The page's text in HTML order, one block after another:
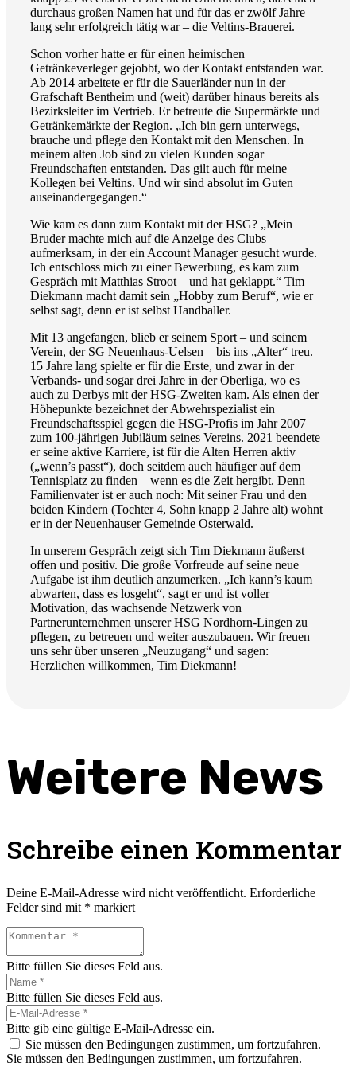
durchaus großen Namen hat und für das er zwölf Jahre
lang sehr erfolgreich tätig war – die Veltins-Brauerei.
Schon vorher hatte er für einen heimischen
Getränkeverleger gejobbt, wo der Kontakt entstanden war.
Ab 2014 arbeitete er für die Sauerländer nun in der
Grafschaft Bentheim und (weit) darüber hinaus bereits als
Bezirksleiter im Vertrieb. Er betreute die Supermärkte und
Getränkemärkte der Region. „Ich bin gern unterwegs,
brauche und pflege den Kontakt mit den Menschen. In
meinem alten Job sind zu vielen Kunden sogar
Freundschaften entstanden. Das gilt auch für meine
Kollegen bei Veltins. Und wir sind absolut im Guten
auseinandergegangen.“
Wie kam es dann zum Kontakt mit der HSG? „Mein
Bruder machte mich auf die Anzeige des Clubs
aufmerksam, in der ein Account Manager gesucht wurde.
Ich entschloss mich zu einer Bewerbung, es kam zum
Gespräch mit Matthias Stroot – und hat geklappt.“ Tim
Diekmann macht damit sein „Hobby zum Beruf“, wie er
selbst sagt, denn er ist selbst Handballer.
Mit 13 angefangen, blieb er seinem Sport – und seinem
Verein, der SG Neuenhaus-Uelsen – bis ins „Alter“ treu.
15 Jahre lang spielte er für die Erste, und zwar in der
Verbands- und sogar drei Jahre in der Oberliga, wo es
auch zu Derbys mit der HSG-Zweiten kam. Als einen der
Höhepunkte bezeichnet der Abwehrspezialist ein
Freundschaftsspiel gegen die HSG-Profis im Jahr 2007
zum 100-jährigen Jubiläum seines Vereins. 2021 beendete
er seine aktive Karriere, ist für die Alten Herren aktiv
(„wenn’s passt“), doch seitdem auch häufiger auf dem
Tennisplatz zu finden – wenn es die Zeit hergibt. Denn
Familienvater ist er auch noch: Mit seiner Frau und den
beiden Kindern (Tochter 4, Sohn knapp 2 Jahre alt) wohnt
er in der Neuenhauser Gemeinde Osterwald.
In unserem Gespräch zeigt sich Tim Diekmann äußerst
offen und positiv. Die große Vorfreude auf seine neue
Aufgabe ist ihm deutlich anzumerken. „Ich kann’s kaum
abwarten, dass es losgeht“, sagt er und ist voller
Motivation, das wachsende Netzwerk von
Partnerunternehmen unserer HSG Nordhorn-Lingen zu
pflegen, zu betreuen und weiter auszubauen. Wir freuen
uns sehr über unseren „Neuzugang“ und sagen:
Herzlichen willkommen, Tim Diekmann!
Weitere News
Schreibe einen Kommentar
Deine E-Mail-Adresse wird nicht veröffentlicht. Erforderliche
Felder sind mit * markiert
Bitte füllen Sie dieses Feld aus.
Bitte füllen Sie dieses Feld aus.
Bitte gib eine gültige E-Mail-Adresse ein.
Sie müssen den Bedingungen zustimmen, um fortzufahren.
Sie müssen den Bedingungen zustimmen, um fortzufahren.